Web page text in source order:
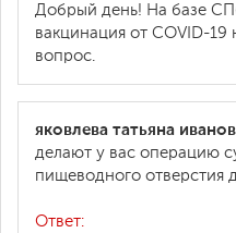
Добрый день! На базе
вакцинация от COVID-
вопрос.
яковлева татьяна
делают у вас операцию
пищеводного отверстия
Ответ: